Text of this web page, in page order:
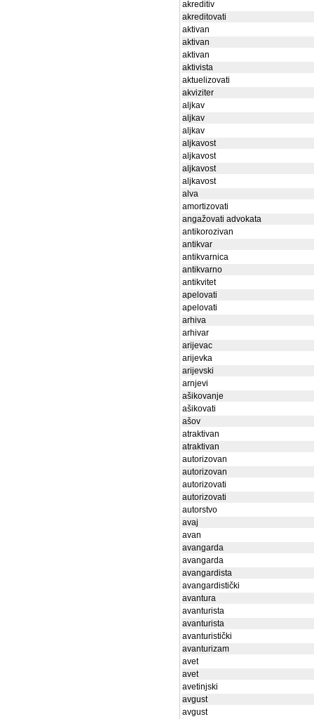
akreditiv
akreditovati
aktivan
aktivan
aktivan
aktivista
aktuelizovati
akviziter
aljkav
aljkav
aljkav
aljkavost
aljkavost
aljkavost
aljkavost
alva
amortizovati
angažovati advokata
antikorozivan
antikvar
antikvarnica
antikvarno
antikvitet
apelovati
apelovati
arhiva
arhivar
arijevac
arijevka
arijevski
arnjevi
ašikovanje
ašikovati
ašov
atraktivan
atraktivan
autorizovan
autorizovan
autorizovati
autorizovati
autorstvo
avaj
avan
avangarda
avangarda
avangardista
avangardistički
avantura
avanturista
avanturista
avanturistički
avanturizam
avet
avet
avetinjski
avgust
avgust